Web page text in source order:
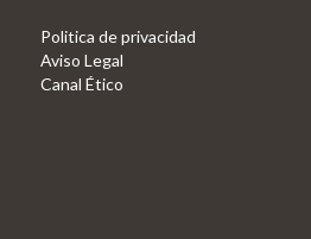
Politica de privacidad
Aviso Legal
Canal Ético